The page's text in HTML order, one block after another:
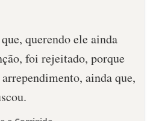
querendo ele ainda
foi rejeitado, porque
ainda que,